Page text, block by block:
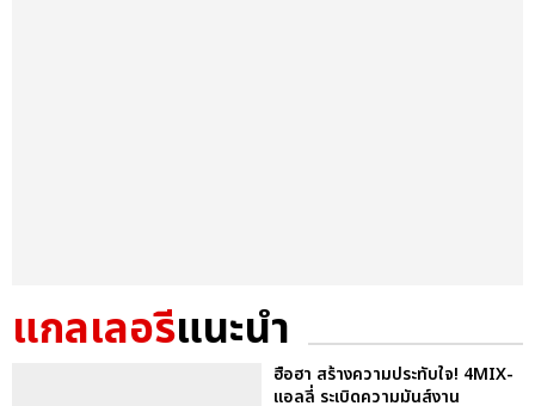
แกลเลอรีแนะนำ
ฮือฮา สร้างความประทับใจ! 4MIX-
แอลลี่ ระเบิดความมันส์งาน